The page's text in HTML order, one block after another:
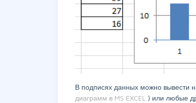
В подписях данных можно вывести
диаграмм в MS EXCEL ) или любые